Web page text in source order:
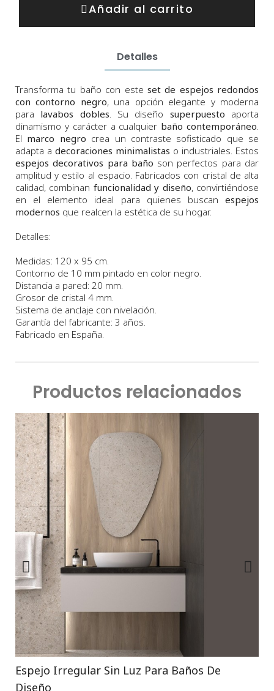
Añadir al carrito
Detalles
Transforma tu baño con este set de espejos redondos
con contorno negro, una opción elegante y moderna
para lavabos dobles . Su diseño superpuesto aporta
dinamismo y carácter a cualquier baño contemporáneo
El marco negro crea un contraste sofisticado que se
adapta a decoraciones minimalistas o industriales. Estos
espejos decorativos para baño son perfectos para dar
amplitud y estilo al espacio. Fabricados con cristal de alta
calidad, combinan funcionalidad y diseño, convirtiéndose
en el elemento ideal para quienes buscan espejos
modernos que realcen la estética de su hogar.
Detalles:
Medidas: 120 x 95 cm.
Contorno de 10 mm pintado en color negro.
Distancia a pared: 20 mm.
Grosor de cristal 4 mm.
Sistema de anclaje con nivelación.
Garantía del fabricante: 3 años.
Fabricado en España.
Productos relacionados
Espejo Irregular Sin Luz Para Baños De
Diseño